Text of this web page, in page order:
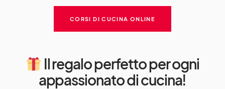
CORSI DI CUCINA ONLINE
Il regalo perfetto per ogni
appassionato di cucina!